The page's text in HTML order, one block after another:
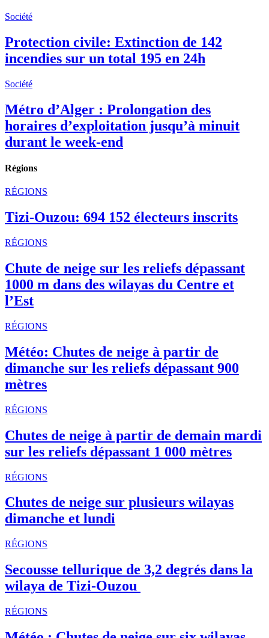
Société
Protection civile: Extinction de 142
incendies sur un total 195 en 24h
Société
Métro d’Alger : Prolongation des
horaires d’exploitation jusqu’à minuit
durant le week-end
Régions
RÉGIONS
Tizi-Ouzou: 694 152 électeurs inscrits
RÉGIONS
Chute de neige sur les reliefs dépassant
1000 m dans des wilayas du Centre et
l’Est
RÉGIONS
Météo: Chutes de neige à partir de
dimanche sur les reliefs dépassant 900
mètres
RÉGIONS
Chutes de neige à partir de demain mardi
sur les reliefs dépassant 1 000 mètres
RÉGIONS
Chutes de neige sur plusieurs wilayas
dimanche et lundi
RÉGIONS
Secousse tellurique de 3,2 degrés dans la
wilaya de Tizi-Ouzou
RÉGIONS